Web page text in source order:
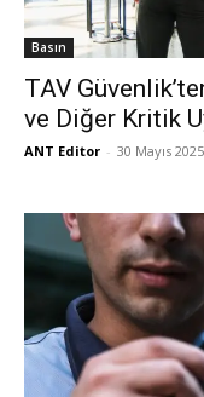
Basın
TAV
ve Diğer Kritik
ANT Editor - 30 Mayıs 2025